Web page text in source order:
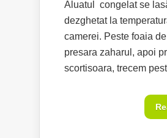
Aluatul congelat se
dezghetat la
camerei. Peste foaia
presara zaharul, apoi
scortisoara, trecem